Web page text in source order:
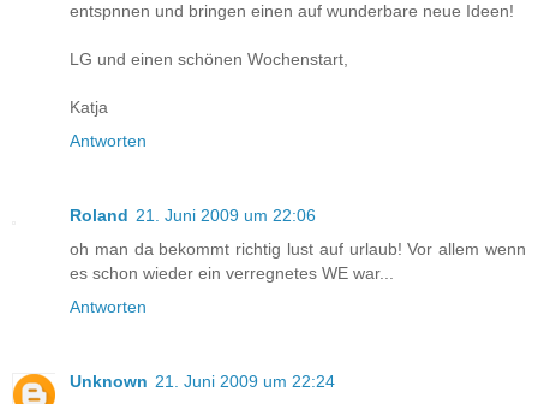
entspnnen und bringen einen auf wunderbare neue Ideen!
LG und einen schönen Wochenstart,
Katja
Antworten
Roland 21. Juni 2009 um 22:06
oh man da bekommt richtig lust auf urlaub! Vor allem wenn
es schon wieder ein verregnetes WE war...
Antworten
Unknown 21. Juni 2009 um 22:24